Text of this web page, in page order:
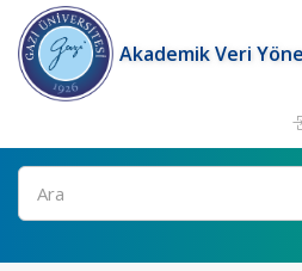
Akademik Veri
Ara